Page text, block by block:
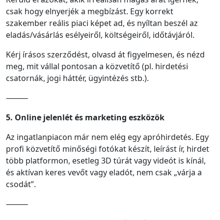
csak hogy elnyerjék a megbízást. Egy korrekt
szakember reális piaci képet ad, és nyíltan beszél az
eladás/vásárlás esélyeiről, költségeiről, időtávjáról.
Kérj írásos szerződést, olvasd át figyelmesen, és nézd
meg, mit vállal pontosan a közvetítő (pl. hirdetési
csatornák, jogi háttér, ügyintézés stb.).
⸻
5. Online jelenlét és marketing eszközök
Az ingatlanpiacon már nem elég egy apróhirdetés. Egy
profi közvetítő minőségi fotókat készít, leírást ír, hirdet
több platformon, esetleg 3D túrát vagy videót is kínál,
és aktívan keres vevőt vagy eladót, nem csak „várja a
csodát”.
⸻